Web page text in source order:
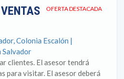
OFERTA DESTACADA
Colonia Escalón |
Salvador
clientes. El asesor tendrá
para visitar. El asesor deberá